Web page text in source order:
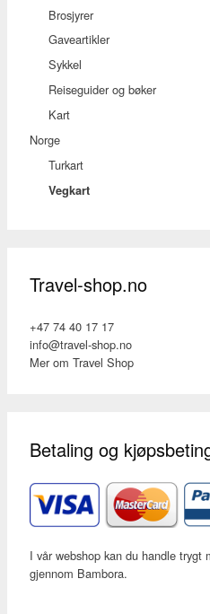
Brosjyrer
Gaveartikler
Sykkel
Reiseguider og bøker
Kart
Norge
Turkart
Vegkart
Travel-shop.no
+47 74 40 17 17
info@travel-shop.no
Mer om Travel Shop
Betaling og
I vår webshop kan du handle trygt
gjennom Bambora.